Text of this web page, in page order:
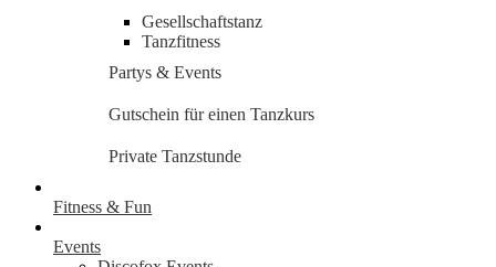
Gesellschaftstanz
Tanzfitness
Partys & Events
Gutschein für einen Tanzkurs
Private Tanzstunde
Fitness & Fun
Events